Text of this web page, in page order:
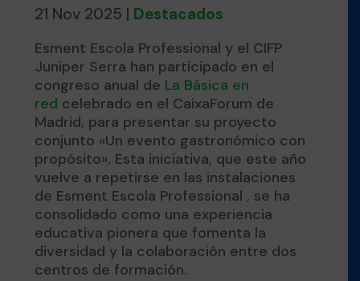
21 Nov 2025 | Destacados
Esment Escola Professional y el CIFP
Juníper Serra han participado en el
congreso anual de La Básica en
red celebrado en el CaixaForum de
Madrid, para presentar su proyecto
conjunto «Un evento gastronómico con
propósito». Esta iniciativa, que este año
vuelve a repetirse en las instalaciones
de Esment Escola Professional , se ha
consolidado como una experiencia
educativa pionera que fomenta la
diversidad y la colaboración entre dos
centros de formación.